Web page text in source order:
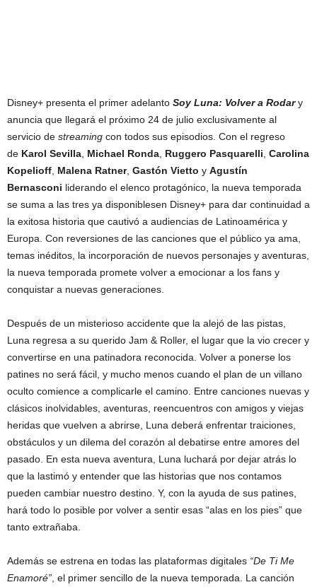
Disney+ presenta el primer adelanto Soy Luna: Volver a Rodary
anuncia que llegará el próximo 24 de julio exclusivamente al
servicio de streaming con todos sus episodios. Con el regreso
de Karol Sevilla Michael Ronda Ruggero Pasquarelli Carolina
Kopelioff Malena Ratner, Gastón Vietto y Agustín
Bernasconi liderando el elenco protagónico, la nueva temporada
se suma a las tres ya disponiblesen Disney+ para dar continuidad a
la exitosa historia que cautivó a audiencias de Latinoamérica y
Europa. Con reversiones de las canciones que el público ya ama,
temas inéditos, la incorporación de nuevos personajes y aventuras,
la nueva temporada promete volver a emocionar a los fans y
conquistar a nuevas generaciones.
Después de un misterioso accidente que la alejó de las pistas,
Luna regresa a su querido Jam & Roller, el lugar que la vio crecer y
convertirse en una patinadora reconocida. Volver a ponerse los
patines no será fácil, y mucho menos cuando el plan de un villano
oculto comience a complicarle el camino. Entre canciones nuevas y
clásicos inolvidables, aventuras, reencuentros con amigos y viejas
heridas que vuelven a abrirse, Luna deberá enfrentar traiciones,
obstáculos y un dilema del corazón al debatirse entre amores del
pasado. En esta nueva aventura, Luna luchará por dejar atrás lo
que la lastimó y entender que las historias que nos contamos
pueden cambiar nuestro destino. Y, con la ayuda de sus patines,
hará todo lo posible por volver a sentir esas “alas en los pies” que
tanto extrañaba.
Además se estrena en todas las plataformas digitales “De Ti Me
Enamoré” , el primer sencillo de la nueva temporada. La canción